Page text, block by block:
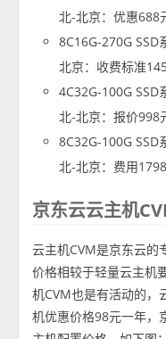
北-北京：优惠688
8C16G-270G
北京：收费标准
4C32G-100G
北-北京：报价998
8C32G-100G
北-北京：费用
京东云云主机
云主机CVM是京东云的
价格相较于轻量云主机
机CVM也是有活动的，
机优惠价格98元一年